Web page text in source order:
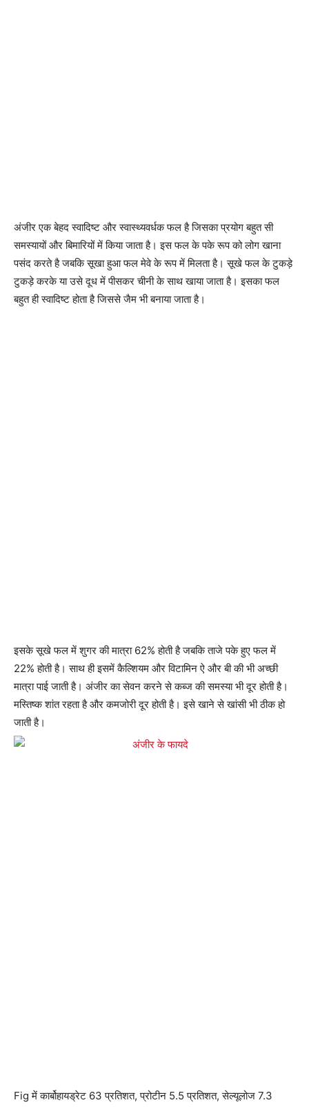
अंजीर एक बेहद स्वादिष्ट और स्वास्थ्यवर्धक फल है जिसका प्रयोग बहुत सी
समस्यायों और बिमारियों में किया जाता है। इस फल के पके रूप को लोग खाना
पसंद करते है जबकि सूखा हुआ फल मेवे के रूप में मिलता है। सूखे फल के टुकड़े
टुकड़े करके या उसे दूध में पीसकर चीनी के साथ खाया जाता है। इसका फल
बहुत ही स्वादिष्ट होता है जिससे जैम भी बनाया जाता है।
इसके सूखे फल में शुगर की मात्रा 62% होती है जबकि ताजे पके हुए फल में
22% होती है। साथ ही इसमें कैल्शियम और विटामिन ऐ और बी की भी अच्छी
मात्रा पाई जाती है। अंजीर का सेवन करने से कब्ज की समस्या भी दूर होती है।
मस्तिष्क शांत रहता है और कमजोरी दूर होती है। इसे खाने से खांसी भी ठीक हो
जाती है।
Fig में कार्बोहायड्रेट 63 प्रतिशत, प्रोटीन 5.5 प्रतिशत, सेल्यूलोज 7.3